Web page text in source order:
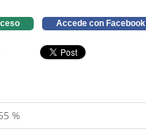
Accede con Facebook
%